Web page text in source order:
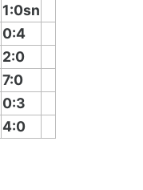
1:0sn
0:4
2:0
7:0
0:3
4:0